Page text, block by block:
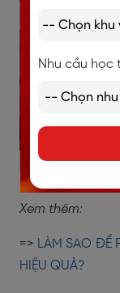
Xem thêm:
=> LÀM SAO ĐỂ
HIỆU QUẢ?
Nhu cầu học